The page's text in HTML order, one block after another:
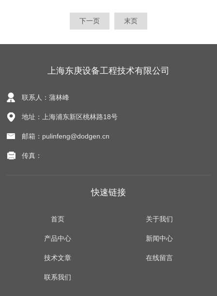
下一页 末页
上海东庚设备工程技术有限公司
联系人：蒲林峰
地址：上海浦东新区桃林路18号
邮箱：pulinfeng@dodgen.cn
传真：
快速链接
首页 关于我们
产品中心 新闻中心
技术文章 在线留言
联系我们